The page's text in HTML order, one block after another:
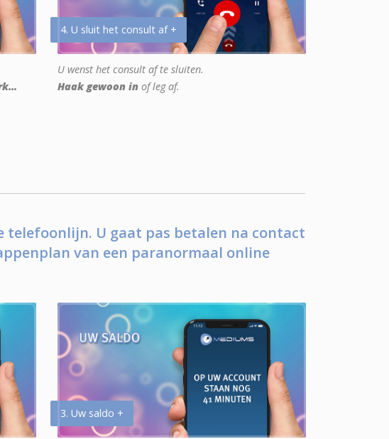
4. U sluit het consult af +
U wenst het consult af te sluiten.
Haak gewoon in of leg af.
telefoonlijn. U gaat pas betalen na contact
van een paranormaal online
3. Uw saldo +